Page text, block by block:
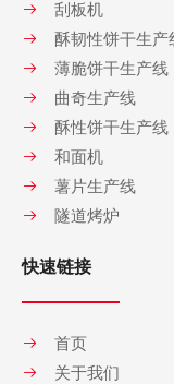
刮板机
酥韧性饼干生产
薄脆饼干生产线
曲奇生产线
酥性饼干生产线
和面机
薯片生产线
隧道烤炉
快速链接
首页
关于我们